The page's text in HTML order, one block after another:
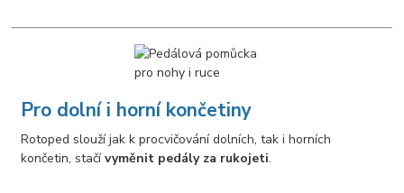
Pro dolní i horní končetiny
Rotoped slouží jak k procvičování dolních, tak i horních
končetin, stačívyměnit pedály za rukojeti.